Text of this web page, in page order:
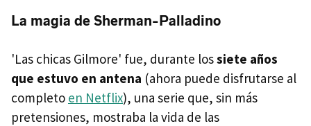
La magia de Sherman-Palladino
'Las chicas Gilmore' fue, durante lossiete años
que estuvo en antena (ahora puede disfrutarse al
completo en Netflix), una serie que, sin más
pretensiones, mostraba la vida de las